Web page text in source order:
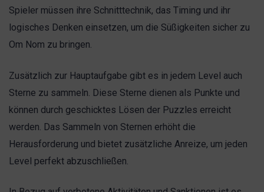
Spieler müssen ihre Schnitttechnik, das Timing und ihr
logisches Denken einsetzen, um die Süßigkeiten sicher zu
Om Nom zu bringen.
Zusätzlich zur Hauptaufgabe gibt es in jedem Level auch
Sterne zu sammeln. Diese Sterne dienen als Punkte und
können durch geschicktes Lösen der Puzzles erreicht
werden. Das Sammeln von Sternen erhöht die
Herausforderung und bietet zusätzliche Anreize, um jeden
Level perfekt abzuschließen.